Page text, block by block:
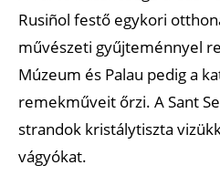
Rusiñol festő egykori
művészeti gyűjteménnyel
Múzeum és Palau pedig a
remekműveit őrzi. A Sant
strandok kristálytiszta
vágyókat.